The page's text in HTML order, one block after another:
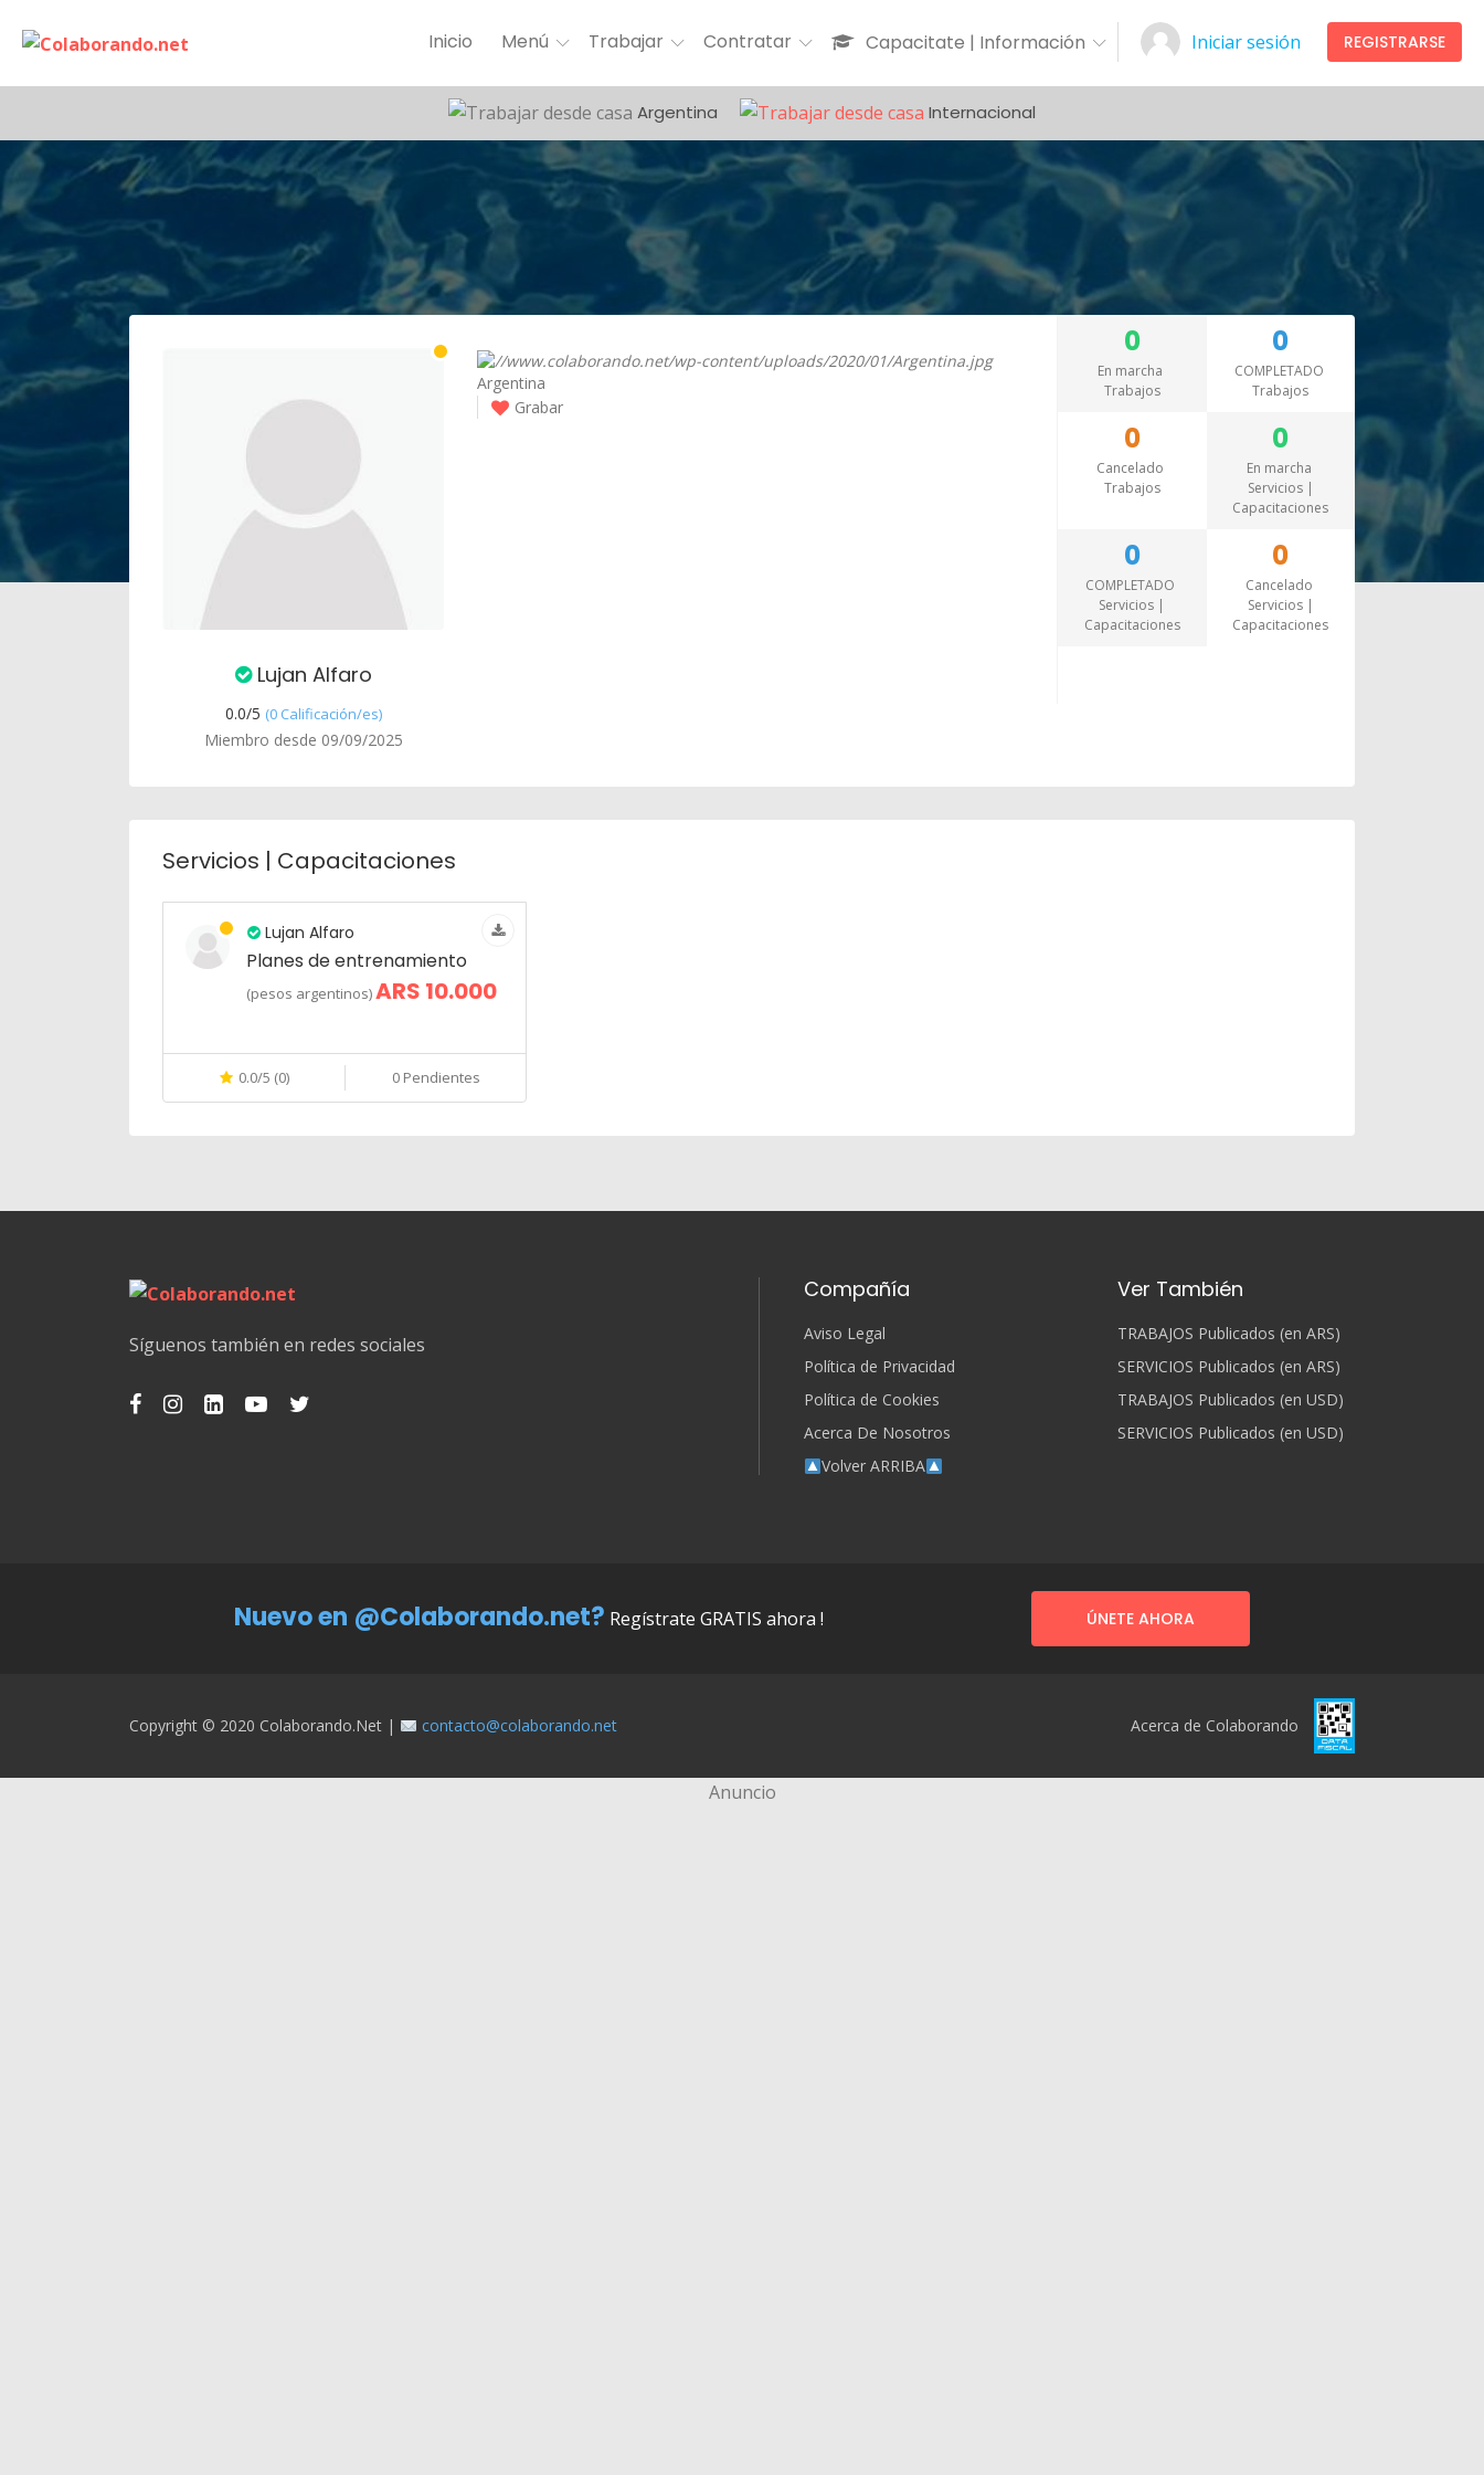
Inicio Menú Trabajar Contratar Capacitate | Información Iniciar sesión REGISTRARSE
Argentina Internacional
Lujan Alfaro
0.0/5 (0 Calificación/es)
Miembro desde 09/09/2025
Argentina
Grabar
0
En marcha
Trabajos
0
COMPLETADO
Trabajos
0
Cancelado
Trabajos
0
En marcha
Servicios |
Capacitaciones
0
COMPLETADO
Servicios |
Capacitaciones
0
Cancelado
Servicios |
Capacitaciones
Servicios | Capacitaciones
Lujan Alfaro
Planes de entrenamiento
(pesos argentinos)ARS 10.000
0.0/5 (0) 0 Pendientes
Síguenos también en redes sociales
Compañía
Aviso Legal
Política de Privacidad
Política de Cookies
Acerca De Nosotros
Volver ARRIBA
Ver También
TRABAJOS Publicados (en ARS)
SERVICIOS Publicados (en ARS)
TRABAJOS Publicados (en USD)
SERVICIOS Publicados (en USD)
Nuevo en @Colaborando.net? Regístrate GRATIS ahora ! ÚNETE AHORA
Copyright © 2020 Colaborando.net | contacto@colaborando.net Acerca de Colaborando
Anuncio